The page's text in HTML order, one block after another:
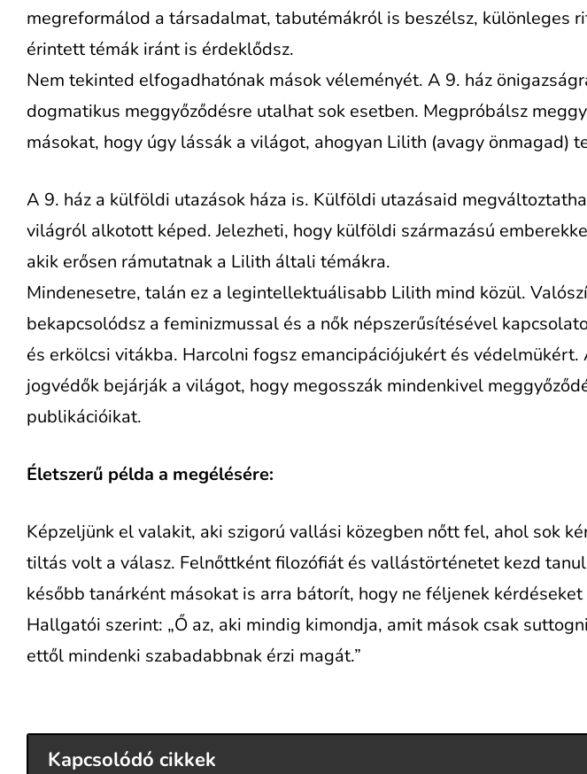
megreformálod a társadalmat, tabutémákról is beszélsz, különleges
érintett témák iránt is érdeklődsz.
Nem tekinted elfogadhatónak mások véleményét. A 9. ház
dogmatikus meggyőződésre utalhat sok esetben. Megpróbálsz
másokat, hogy úgy lássák a világot, ahogyan Lilith (avagy önmagad)
A 9. ház a külföldi utazások háza is. Külföldi utazásaid
világról alkotott képed. Jelezheti, hogy külföldi származású
akik erősen rámutatnak a Lilith általi témákra.
Mindenesetre, talán ez a legintellektuálisabb Lilith mind közül.
bekapcsolódsz a feminizmussal és a nők népszerűsítésével
és erkölcsi vitákba. Harcolni fogsz emancipációjukért és védelmükért.
jogvédők bejárják a világot, hogy megosszák mindenkivel
publikációikat.
Életszerű példa a megélésére:
Képzeljünk el valakit, aki szigorú vallási közegben nőtt fel, ahol sok
tiltás volt a válasz. Felnőttként filozófiát és vallástörténetet kezd
később tanárként másokat is arra bátorít, hogy ne féljenek
Hallgatói szerint: „Ő az, aki mindig kimondja, amit mások csak
ettől mindenki szabadabbnak érzi magát.”
Kapcsolódó cikkek